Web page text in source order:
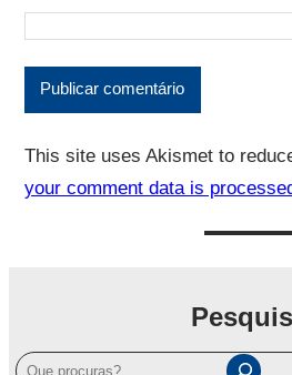
This site uses Akismet to
your comment data is
P